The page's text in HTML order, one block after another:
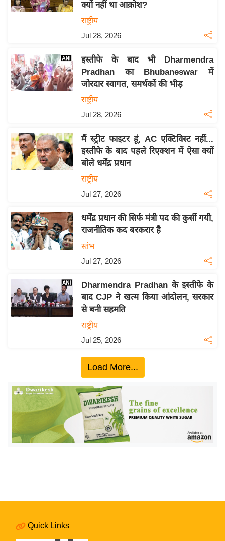
P
2
6
क्रा
ई
-
पे
प
सा
ल
बे
सा
ल
श
ख्सि
इं
या
सा
हि
टो
क्यों नहीं था आक्रोश?
राष्ट्रीय
Jul 28, 2026
इस्तीफे के बाद भी Dharmendra
Pradhan का Bhubaneswar में
जोरदार स्वागत, समर्थकों की भीड़
राष्ट्रीय
Jul 28, 2026
मैं स्ट्रीट फाइटर हूं, AC एक्टिविस्ट नहीं...
इस्तीफे के बाद पहले रिएक्शन में ऐसा क्यों
बोले धर्मेंद्र प्रधान
राष्ट्रीय
Jul 27, 2026
धर्मेंद्र प्रधान की सिर्फ मंत्री पद की कुर्सी गयी,
राजनीतिक कद बरकरार है
स्तंभ
Jul 27, 2026
Dharmendra Pradhan के इस्तीफे के
बाद CJP ने खत्म किया आंदोलन, सरकार
से बनी सहमति
राष्ट्रीय
Jul 25, 2026
Load More...
Quick Links